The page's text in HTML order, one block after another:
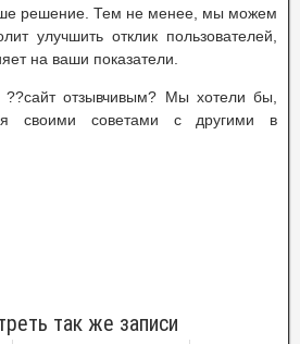
решение. Тем не менее, мы можем
улучшить отклик пользователей,
на ваши показатели.
отзывчивым? Мы хотели бы,
своими советами с другими в
так же записи